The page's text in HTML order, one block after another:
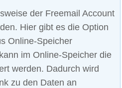
der Freemail Account
Hier gibt es die Option
Online-Speicher
im Online-Speicher die
werden. Dadurch wird
zu den Daten an